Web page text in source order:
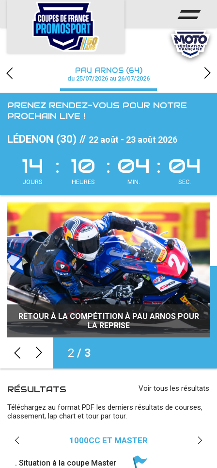
ACCUEIL
ACTUS
CALENDRIER
CHAMPIONNAT
PHOTOS / WEB TV
PARTENAIRES
accéder à la billetterie
PAU ARNOS (64)
du 25/07/2026 au 26/07/2026
ROSSIGNOL REPREND LA MAIN, MONAYA
POURSUIT SA ROUTE, FORESTIER PASSE DEVANT
RETOUR À LA COMPÉTITION À PAU ARNOS POUR
LA REPRISE
JOURNÉES DÉCOUVERTE DE LA MOTO : INITIEZ-
VOUS À LA PRATIQUE DE LA MOTO PARTOUT EN
FRANCE !
2 / 3
PRENEZ RENDEZ-VOUS POUR NOTRE
PROCHAIN LIVE !
LÉDENON (30) // 22 août - 23 août 2026
14 10 04 02
RÉSULTATS Voir tous les résultats
Téléchargez au format PDF les derniers résultats de courses,
classement, lap chart et tour par tour.
1000CC ET MASTER
. Situation à la coupe Master